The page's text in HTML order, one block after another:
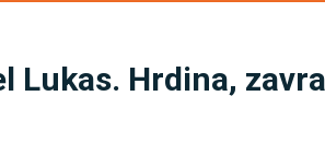
Lukas. Hrdina,